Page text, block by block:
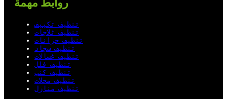
تنظيف تكييف
تنظيف ثلاجات
تنظيف خزانات
تنظيف سجاد
تنظيف غسالات
تنظيف فلل
تنظيف كنب
تنظيف محلات
تنظيف منازل